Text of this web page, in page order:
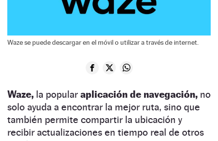
Waze se puede descargar en el móvil o utilizar a través de internet.
Waze, la popular aplicación de navegación, no
solo ayuda a encontrar la mejor ruta, sino que
también permite compartir la ubicación y
recibir actualizaciones en tiempo real de otros